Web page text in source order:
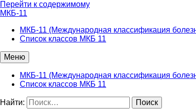
Перейти к содержимому
МКБ-11
МКБ-11 (Международная классификация
Список классов МКБ 11
Меню
МКБ-11 (Международная классификация
Список классов МКБ 11
Найти: